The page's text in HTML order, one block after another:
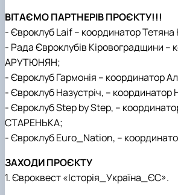
ВІТАЄМО ПАРТНЕРІВ ПРОЄКТУ!!!
- Євроклуб Laif – координатор
- Рада Євроклубів Кіровоградщини –
АРУТЮНЯН;
- Євроклуб Гармонія – координатор
- Євроклуб Назустріч, – координатор
- Євроклуб Step by Step, –
СТАРЕНЬКА;
- Євроклуб Euro_Nation, –
ЗАХОДИ ПРОЄКТУ
1. Євроквест «Історія_Україна_ЄС».